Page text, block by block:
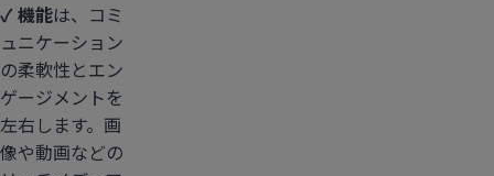
✓ 機能は、コミ
ュニケーション
の柔軟性とエン
ゲージメントを
左右します。画
像や動画などの